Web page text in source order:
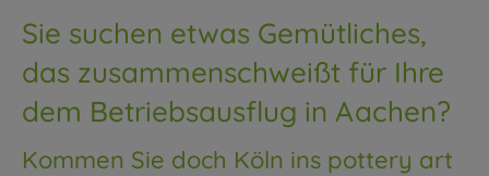
Sie suchen etwas Gemütliches,
das zusammenschweißt für Ihre
dem Betriebsausflug in Aachen?
Kommen Sie doch Köln ins pottery art